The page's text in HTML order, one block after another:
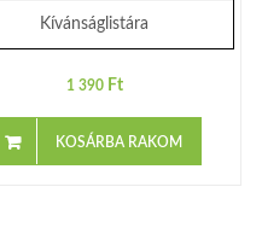
Kívánságlistára
1 390 Ft
KOSÁRBA RAKOM